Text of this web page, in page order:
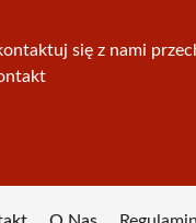
się z nami